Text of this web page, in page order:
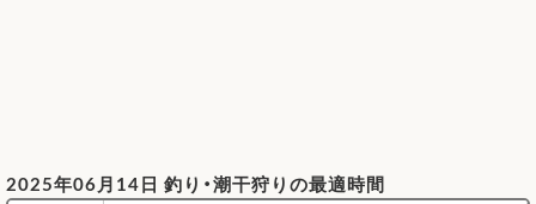
2025年06月14日 釣り・潮干狩りの最適時間